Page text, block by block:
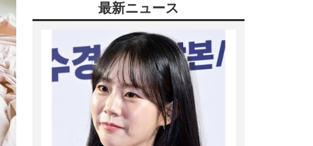
最新ニュース